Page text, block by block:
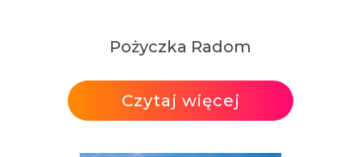
Pożyczka Radom
Czytaj więcej